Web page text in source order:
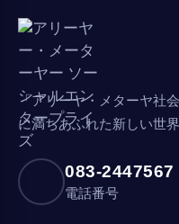
「アリーヤ・メターヤ社
に満ちあふれた新しい世
083-2447567
電話番号